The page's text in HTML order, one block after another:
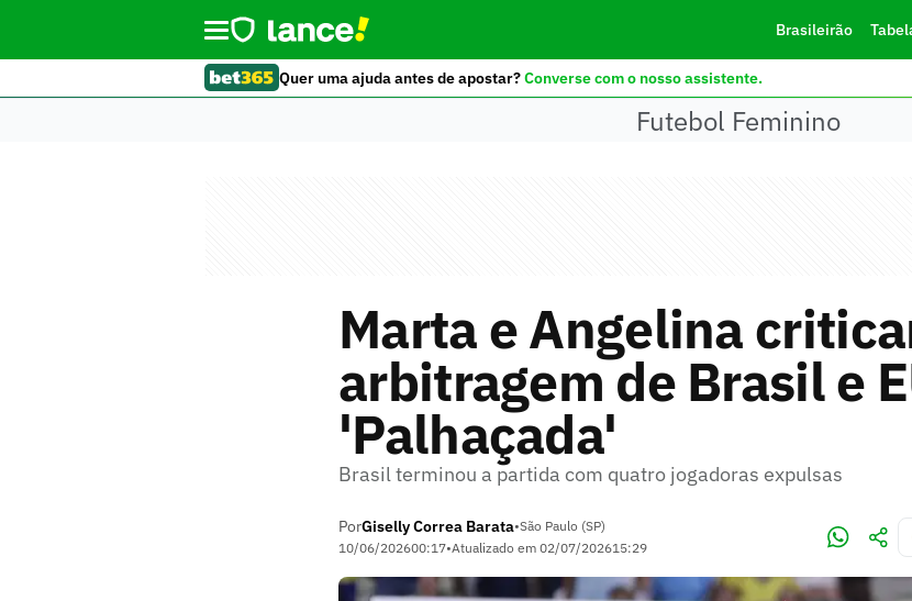
Brasileirão
Quer uma ajuda antes de apostar?Converse com o nosso assistente.
Futebol Feminino
Marta e Angelina
arbitragem de Brasil e
'Palhaçada'
Brasil terminou a partida com quatro jogadoras expulsas
PorGiselly Correa Barata•São Paulo (SP)
10/06/202600:17•Atualizado em 02/07/202615:29